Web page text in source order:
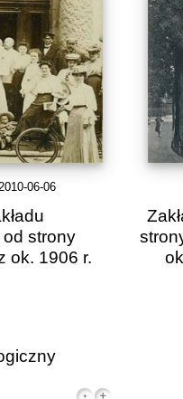
06-06
strony
ok. 1906 r.